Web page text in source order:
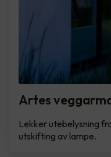
Artes
Lekker utebelysning
utskifting av lampe.